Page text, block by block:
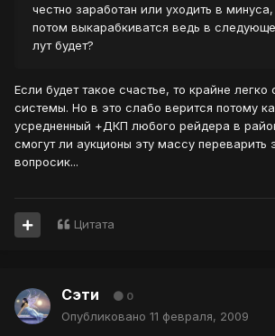
честно заработан или уходить в
потом выкарабкиватся ведь в
лут будет?
Если будет такое счастье, то крайне
системы. Но в это слабо верится потому
усредненный +ДКП любого рейдера в
смогут ли аукционы эту массу переварить
вопросик...
Цитата
Сэти 0
Опубликовано 11 февраля, 2009